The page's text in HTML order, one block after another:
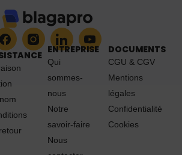
ENTREPRISE
Qui
sommes-
nous
Notre
savoir-faire
Nous
DOCUMENTS
CGU & CGV
Mentions
légales
Confidentialité
Cookies